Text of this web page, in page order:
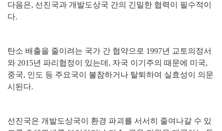
다음은, 선진국과 개발도상국 간의 긴밀한 협력이 필수적이
다.
탄소 배출을 줄이려는 국가 간 협약으로 1997년 교토의정서
와 2015년 파리협정이 있는데 , 자국 이기주의 때문에 미국,
중국, 인도 등 주요국이 불참하거나 탈퇴하여 실효성이 의문
시된다.
선진국은 개발도상국이 환경 파괴를 서서히 줄여나갈 수 있